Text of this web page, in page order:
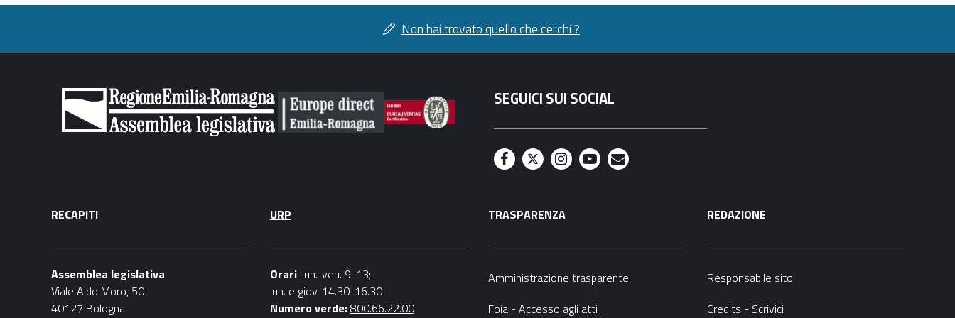
Non hai trovato quello che cerchi ?
SEGUICI SUI SOCIAL
F
c
e
T
i
t
I
s
t
Y
t
M
l
RECAPITI
Assemblea legislativa
Viale Aldo Moro, 50
40127 Bologna
URP
Orari: lun.-ven. 9-13;
lun. e giov. 14.30-16.30
Numero verde:800.66.22.00
TRASPARENZA
Amministrazione trasparente
Foia - Accesso agli atti
REDAZIONE
Responsabile sito
Credits - Scrivici